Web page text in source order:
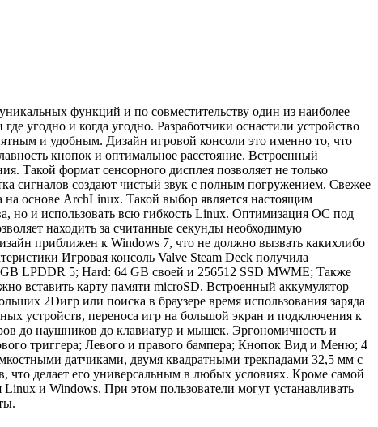
функций и по совместительству один из наиболее
угодно и когда угодно. Разработчики оснастили устройство
и удобным. Дизайн игровой консоли это именно то, что
кнопок и оптимальное расстояние. Встроенный
Такой формат сенсорного дисплея позволяет не только
сигналов создают чистый звук с полным погружением. Свежее
основе ArchLinux. Такой выбор является настоящим
но и использовать всю гибкость Linux. Оптимизация ОС под
находить за считанные секунды необходимую
приближен к Windows 7, что не должно вызвать какихлибо
Игровая консоль Valve Steam Deck получила
LPDDR 5; Hard: 64 GB своей и 256512 SSD MWME; Также
вставить карту памяти microSD. Встроенный аккумулятор
2Dигр или поиска в браузере время использования заряда
устройств, переноса игр на большой экран и подключения к
до наушников до клавиатур и мышек. Эргономичность и
триггера; Левого и правого бампера; Кнопок Вид и Меню; 4
датчиками, двумя квадратными трекпадами 32,5 мм с
что делает его универсальным в любых условиях. Кроме самой
и Windows. При этом пользователи могут устанавливать